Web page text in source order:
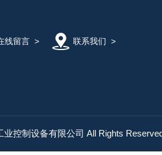
线留言> 联系我们 >
业控制设备有限公司 All Rights